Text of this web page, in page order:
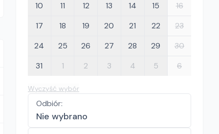
10
11 12 13 14 15
16
17
18 19 20 21 22
23
24
25 26 27 28 29
30
31
1 2 3 4 5 6
Wyczyść wybór
Odbiór:
Nie wybrano